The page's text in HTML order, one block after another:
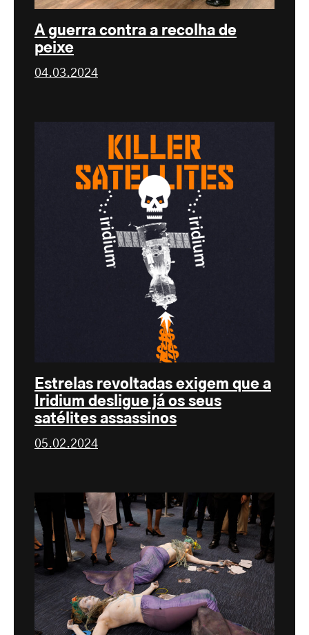
A guerra contra a recolha de
peixe
04.03.2024
Estrelas revoltadas exigem que a
Iridium desligue já os seus
satélites assassinos
05.02.2024